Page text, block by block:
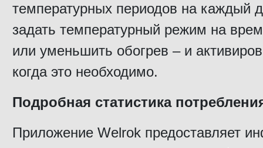
температурных периодов на каждый
задать температурный режим на
или уменьшить обогрев – и
когда это необходимо.
Подробная статистика
Приложение Welrok предоставляет